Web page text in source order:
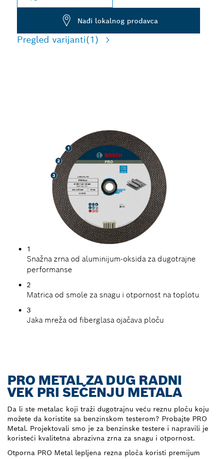
Nađi lokalnog prodavca
Pregled varijanti(1)
1
Snažna zrna od aluminijum-oksida za dugotrajne
performanse
2
Matrica od smole za snagu i otpornost na toplotu
3
Jaka mreža od fiberglasa ojačava ploču
PRO METAL ZA DUG RADNI
VEK PRI SEČENJU METALA
Da li ste metalac koji traži dugotrajnu veću reznu ploču koju
možete da koristite sa benzinskom testerom? Probajte PRO
Metal. Projektovali smo je za benzinske testere i napravili je
koristeći kvalitetna abrazivna zrna za snagu i otpornost.
Otporna PRO Metal lepljena rezna ploča koristi premijum